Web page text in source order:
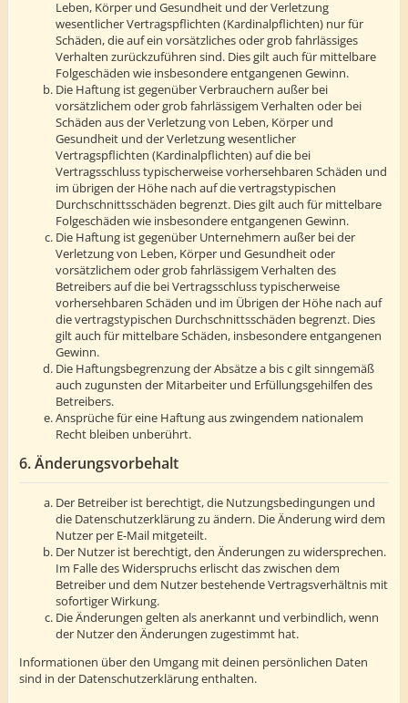
Leben, Körper und Gesundheit und der Verletzung
wesentlicher Vertragspflichten (Kardinalpflichten) nur für
Schäden, die auf ein vorsätzliches oder grob fahrlässiges
Verhalten zurückzuführen sind. Dies gilt auch für mittelbare
Folgeschäden wie insbesondere entgangenen Gewinn.
Die Haftung ist gegenüber Verbrauchern außer bei
vorsätzlichem oder grob fahrlässigem Verhalten oder bei
Schäden aus der Verletzung von Leben, Körper und
Gesundheit und der Verletzung wesentlicher
Vertragspflichten (Kardinalpflichten) auf die bei
Vertragsschluss typischerweise vorhersehbaren Schäden und
im übrigen der Höhe nach auf die vertragstypischen
Durchschnittsschäden begrenzt. Dies gilt auch für mittelbare
Folgeschäden wie insbesondere entgangenen Gewinn.
Die Haftung ist gegenüber Unternehmern außer bei der
Verletzung von Leben, Körper und Gesundheit oder
vorsätzlichem oder grob fahrlässigem Verhalten des
Betreibers auf die bei Vertragsschluss typischerweise
vorhersehbaren Schäden und im Übrigen der Höhe nach auf
die vertragstypischen Durchschnittsschäden begrenzt. Dies
gilt auch für mittelbare Schäden, insbesondere entgangenen
Gewinn.
Die Haftungsbegrenzung der Absätze a bis c gilt sinngemäß
auch zugunsten der Mitarbeiter und Erfüllungsgehilfen des
Betreibers.
Ansprüche für eine Haftung aus zwingendem nationalem
Recht bleiben unberührt.
6. Änderungsvorbehalt
Der Betreiber ist berechtigt, die Nutzungsbedingungen und
die Datenschutzerklärung zu ändern. Die Änderung wird dem
Nutzer per E-Mail mitgeteilt.
Der Nutzer ist berechtigt, den Änderungen zu widersprechen.
Im Falle des Widerspruchs erlischt das zwischen dem
Betreiber und dem Nutzer bestehende Vertragsverhältnis mit
sofortiger Wirkung.
Die Änderungen gelten als anerkannt und verbindlich, wenn
der Nutzer den Änderungen zugestimmt hat.
Informationen über den Umgang mit deinen persönlichen Daten
sind in der Datenschutzerklärung enthalten.